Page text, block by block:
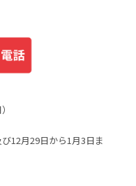
12月29日から1月3日ま